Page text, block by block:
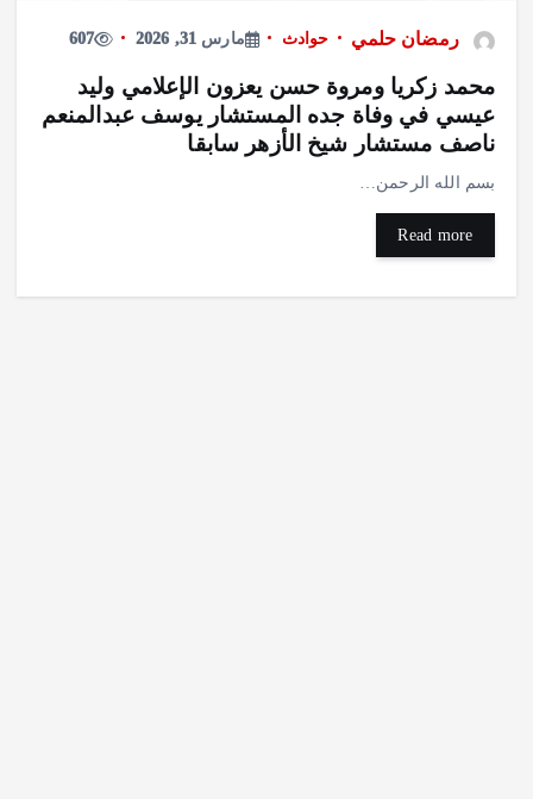
رمضان حلمي حوادث مارس 31, 2026 607
محمد زكريا ومروة حسن يعزون الإعلامي وليد
عيسي في وفاة جده المستشار يوسف عبدالمنعم
ناصف مستشار شيخ الأزهر سابقا
بسم الله الرحمن…
Read more